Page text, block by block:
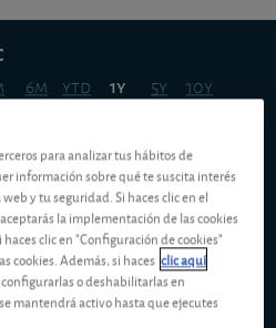
6m ytd 1y 5y 10y
para analizar tus hábitos de
información sobre qué te suscita interés
y tu seguridad. Si haces clic en el
la implementación de las cookies
clic en "Configuración de cookies"
cookies. Además, si haces clic aquí
o deshabilitarlas en
mantendrá activo hasta que ejecutes